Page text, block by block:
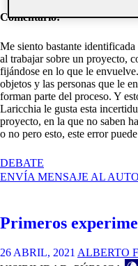
Comentario:
Me siento bastante
al trabajar sobre un proyecto,
fijándose en lo que le
objetos y las personas que le
forman parte del proceso. Y
Laricchia le gusta esta
proyecto, en la que no saben
o no pero esto, este error
DEBATE
COMENTARIO
ENVÍA MENSAJE AL
Primeros
26 ABRIL, 2021 ALBERTO